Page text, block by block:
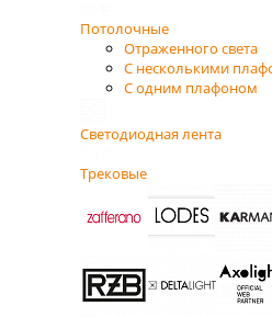
Потолочные
Отраженного света
С несколькими
С одним плафоном
Светодиодная лента
Трековые